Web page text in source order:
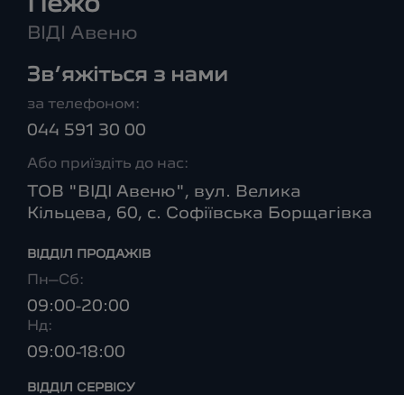
Пежо
ВІДІ Авеню
Зв’яжіться з нами
за телефоном:
044 591 30 00
Або приїздіть до нас:
ТОВ "ВІДІ Авеню", вул. Велика
Кільцева, 60, с. Софіївська Борщагівка
ВІДДІЛ ПРОДАЖІВ
Пн–Сб:
09:00-20:00
Нд:
09:00-18:00
ВІДДІЛ CЕРВІСУ